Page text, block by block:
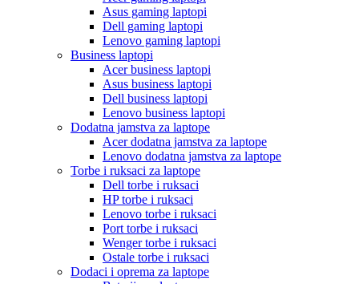
Asus gaming laptopi
Dell gaming laptopi
Lenovo gaming laptopi
Business laptopi
Acer business laptopi
Asus business laptopi
Dell business laptopi
Lenovo business laptopi
Dodatna jamstva za laptope
Acer dodatna jamstva za laptope
Lenovo dodatna jamstva za laptope
Torbe i ruksaci za laptope
Dell torbe i ruksaci
HP torbe i ruksaci
Lenovo torbe i ruksaci
Port torbe i ruksaci
Wenger torbe i ruksaci
Ostale torbe i ruksaci
Dodaci i oprema za laptope